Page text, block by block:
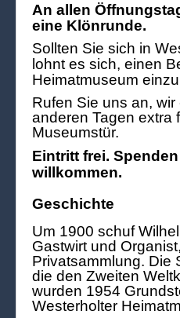
An allen
eine Klönrunde.
Sollten Sie sich in
lohnt es sich, einen
Heimatmuseum
Rufen Sie uns an,
anderen Tagen extra
Museumstür.
Eintritt frei.
willkommen.
Geschichte
Um 1900 schuf
Gastwirt und
Privatsammlung. Die
die den Zweiten
wurden 1954
Westerholter